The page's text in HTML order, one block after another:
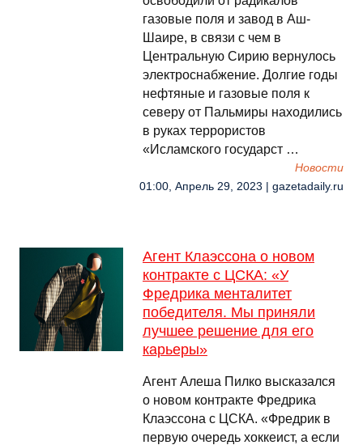
газовые поля и завод в Аш-
Шаире, в связи с чем в
Центральную Сирию вернулось
электроснабжение. Долгие годы
нефтяные и газовые поля к
северу от Пальмиры находились
в руках террористов
«Исламского государст …
Новости
01:00, Апрель 29, 2023 | gazetadaily.ru
Агент Клаэссона о новом
контракте с ЦСКА: «У
Фредрика менталитет
победителя. Мы приняли
лучшее решение для его
карьеры»
Агент Алеша Пилко высказался
о новом контракте Фредрика
Клаэссона с ЦСКА. «Фредрик в
первую очередь хоккеист, а если